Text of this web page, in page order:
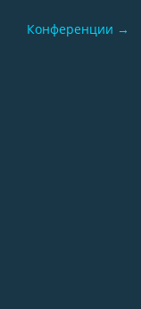
Конференции →